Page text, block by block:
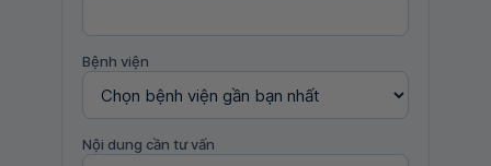
Bệnh viện
Nội dung cần tư vấn